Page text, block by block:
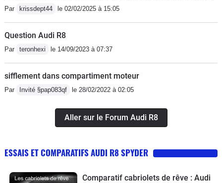
Par krissdept44 le 02/02/2025 à 15:05
Question Audi R8
Par teronhexi le 14/09/2023 à 07:37
sifflement dans compartiment moteur
Par Invité §pap083qf le 28/02/2022 à 02:05
Aller sur le Forum Audi R8
ESSAIS ET COMPARATIFS AUDI R8 SPYDER
Comparatif cabriolets de rêve : Audi